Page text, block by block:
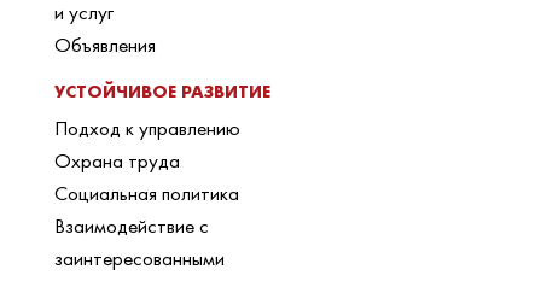
и услуг
Объявления
УСТОЙЧИВОЕ РАЗВИТИЕ
Подход к управлению
Охрана труда
Социальная политика
Взаимодействие с
заинтересованными